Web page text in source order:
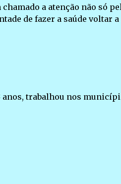
a atenção não só
de fazer a saúde voltar a
anos, trabalhou nos